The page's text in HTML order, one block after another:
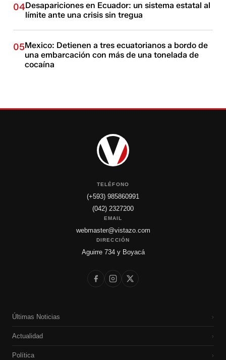
04Desapariciones en Ecuador: un sistema estatal al
límite ante una crisis sin tregua
05Mexico: Detienen a tres ecuatorianos a bordo de
una embarcación con más de una tonelada de
cocaína
TELÉFONO
(+593) 985860991
(042) 2327200
EMAIL
webmaster@vistazo.com
DIRECCIÓN
Aguirre 734 y Boyacá
Últimas Noticias ›
Actualidad ›
Política ›